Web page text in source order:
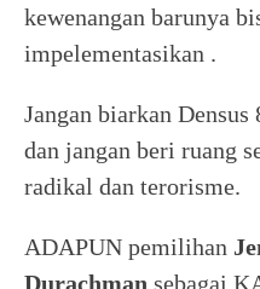
kewenangan barunya
impelementasikan .
Jangan biarkan
dan jangan beri ruang
radikal dan terorisme.
ADAPUN pemilihan
Durachman sebagai